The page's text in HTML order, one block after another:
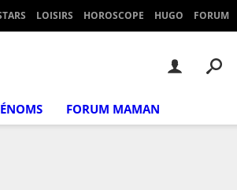
LOISIRS HOROSCOPE HUGO FORUM
FORUM MAMAN